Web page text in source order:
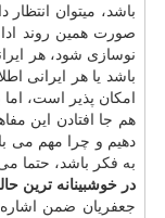
باشد، میتوان
صورت همین روند
نوسازی شود، هر
باشد یا هر ایرانی
امکان پذیر است،
هم جا افتادن این
دهیم و چرا مهم می
به فکر باشد، حتما می
در خوشبینانه ترین حالت تا ۲ سال دیگر
جعفریان ضمن